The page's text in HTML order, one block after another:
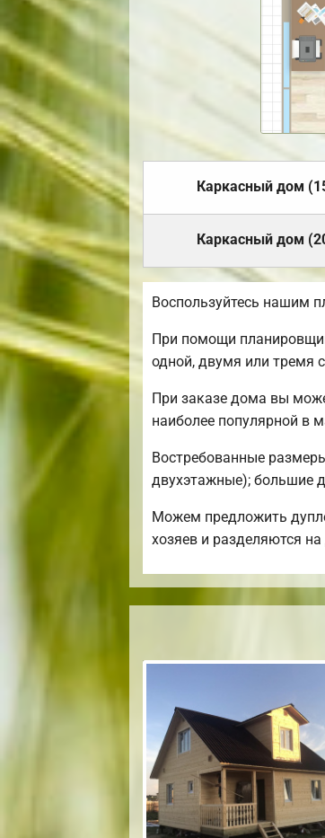
Каркасный дом
Каркасный дом
Воспользуйтесь нашим
При помощи
одной, двумя или тремя
При заказе дома вы
наиболее популярной в
Востребованные
двухэтажные); большие
Можем предложить
хозяев и разделяются